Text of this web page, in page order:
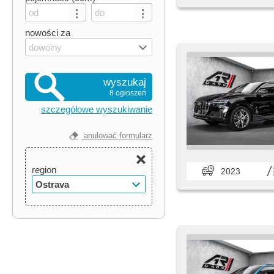
nowości za
dowolny
wyszukaj
8 ogłoszeń
szczegółowe wyszukiwanie
anulować formularz
region
Ostrava
2023